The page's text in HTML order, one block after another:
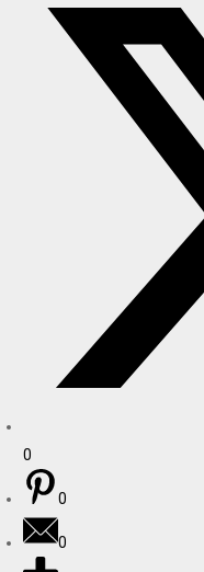
0
0
0